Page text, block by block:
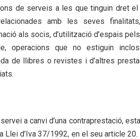
de serveis a les que tinguin dret el
amb les seves
als socis, d’utilització d’espais
operacions que no estiguin
de llibres o revistes i d’altres
a canvi d’una contraprestació,
d’Iva 37/1992, en el seu article